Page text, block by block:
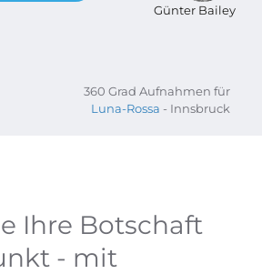
Günter Bailey
360 Grad Aufnahmen für
Luna-Rossa - Innsbruck
Ihre Botschaft
- mit